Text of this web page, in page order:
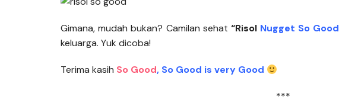
Gimana, mudah bukan? Camilan sehat “Risol Nugget So Good
keluarga. Yuk dicoba!
Terima kasih So Good, So Good is very Good
***